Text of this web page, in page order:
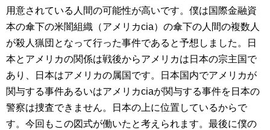
用意されている人間の可能性が高いです。僕は国際金融資
本の傘下の米闇組織（アメリカcia）の傘下の人間の複数人
が殺人猟団となって行った事件であると予想しました。日
本とアメリカの関係は戦後からアメリカは日本の宗主国で
あり、日本はアメリカの属国です。日本国内でアメリカが
関与する事件あるいはアメリカciaが関与する事件を日本の
警察は捜査できません。日本の上に位置しているからで
す。今回もこの図式が働いたと考えられます。最後に僕の